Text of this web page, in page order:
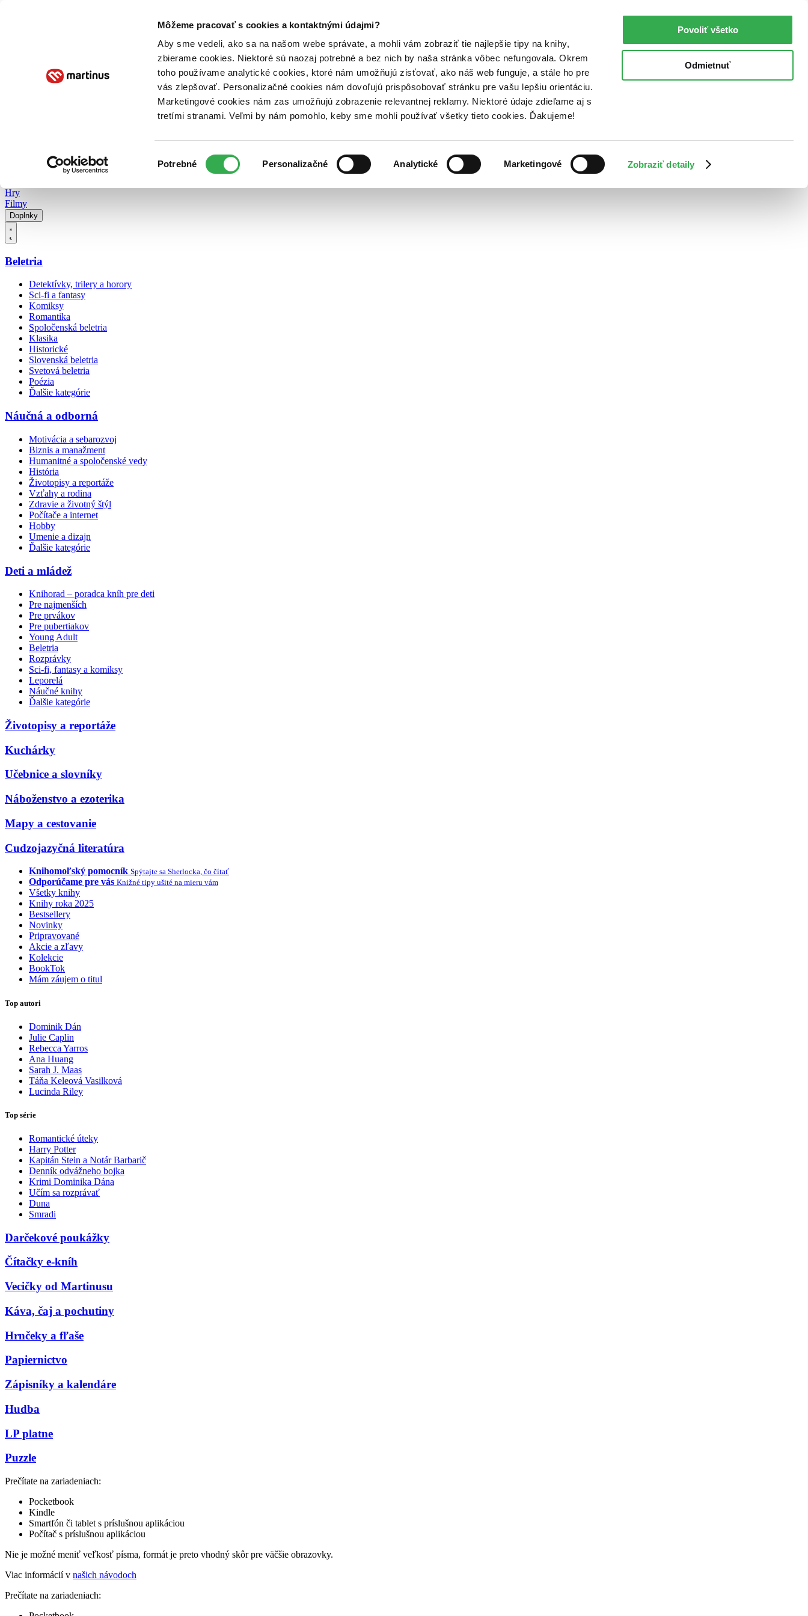
Môžeme pracovať s cookies a kontaktnými údajmi?
Aby sme vedeli, ako sa na našom webe správate, a mohli vám zobraziť tie najlepšie tipy na knihy,
zbierame cookies. Niektoré sú naozaj potrebné a bez nich by naša stránka vôbec nefungovala. Okrem
toho používame analytické cookies, ktoré nám umožňujú zisťovať, ako náš web funguje, a stále ho pre
vás zlepšovať. Personalizačné cookies nám dovoľujú prispôsobovať stránku pre vašu lepšiu orientáciu.
Marketingové cookies nám zas umožňujú zobrazenie relevantnej reklamy. Niektoré údaje zdieľame aj s
tretími stranami. Veľmi by nám pomohlo, keby sme mohli používať všetky tieto cookies. Ďakujeme!
súhlasu
Potrebné Personalizačné Analytické Marketingové Zobraziť detaily
Povoliť všetko
Odmietnuť
Poukážky Kontakt
Hry
Filmy
Doplnky
Beletria
Detektívky, trilery a horory
Sci-fi a fantasy
Komiksy
Romantika
Spoločenská beletria
Klasika
Historické
Slovenská beletria
Svetová beletria
Poézia
Ďalšie kategórie
Náučná a odborná
Motivácia a sebarozvoj
Biznis a manažment
Humanitné a spoločenské vedy
História
Životopisy a reportáže
Vzťahy a rodina
Zdravie a životný štýl
Počítače a internet
Hobby
Umenie a dizajn
Ďalšie kategórie
Deti a mládež
Knihorad – poradca kníh pre deti
Pre najmenších
Pre prvákov
Pre pubertiakov
Young Adult
Beletria
Rozprávky
Sci-fi, fantasy a komiksy
Leporelá
Náučné knihy
Ďalšie kategórie
Životopisy a reportáže
Kuchárky
Učebnice a slovníky
Náboženstvo a ezoterika
Mapy a cestovanie
Cudzojazyčná literatúra
Knihomoľský pomocník Spýtajte sa Sherlocka, čo čítať
Odporúčame pre vás Knižné tipy ušité na mieru vám
Všetky knihy
Knihy roka 2025
Bestsellery
Novinky
Pripravované
Akcie a zľavy
Kolekcie
BookTok
Mám záujem o titul
Top autori
Dominik Dán
Julie Caplin
Rebecca Yarros
Ana Huang
Sarah J. Maas
Táňa Keleová Vasilková
Lucinda Riley
Top série
Romantické úteky
Harry Potter
Kapitán Stein a Notár Barbarič
Denník odvážneho bojka
Krimi Dominika Dána
Učím sa rozprávať
Duna
Smradi
Darčekové poukážky
Čítačky e-kníh
Vecičky od Martinusu
Káva, čaj a pochutiny
Hrnčeky a fľaše
Papiernictvo
Zápisníky a kalendáre
Hudba
LP platne
Puzzle
Prečítate na zariadeniach:
Pocketbook
Kindle
Smartfón či tablet s príslušnou aplikáciou
Počítač s príslušnou aplikáciou
Nie je možné meniť veľkosť písma, formát je preto vhodný skôr pre väčšie obrazovky.
Viac informácií v našich návodoch
Prečítate na zariadeniach: